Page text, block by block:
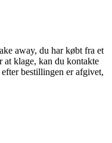
away, du har købt fra et
at klage, kan du kontakte
bestillingen er afgivet,